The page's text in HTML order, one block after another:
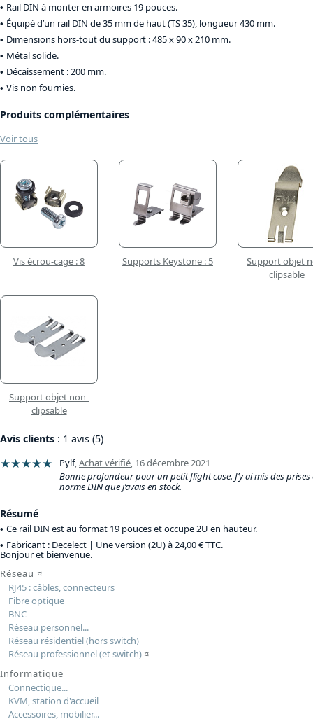
Rail DIN à monter en armoires 19 pouces.
Équipé d’un rail DIN de 35 mm de haut (TS 35), longueur 430 mm.
Dimensions hors-tout du support : 485 x 90 x 210 mm.
Métal solide.
Décaissement : 200 mm.
Vis non fournies.
Produits complémentaires
Voir tous
Vis écrou-cage : 8 Supports Keystone : 5
Support objet
clipsable
Support objet non-
clipsable
Avis clients : 1 avis (5)
★★★★★ Pylf, Achat vérifié 16 décembre 2021
Bonne profondeur pour un petit flight case. J’y ai mis des
norme DIN que j’avais en stock.
Résumé
Ce rail DIN est au format 19 pouces et occupe 2U en hauteur.
Fabricant : Decelect | Une version (2U) à 24,00 € TTC.
Bonjour et bienvenue.
Réseau ¤
RJ45 : câbles, connecteurs
Fibre optique
BNC
Réseau personnel...
Réseau résidentiel (hors switch)
Réseau professionnel (et switch)¤
Informatique
Connectique...
KVM, station d'accueil
Accessoires, mobilier...